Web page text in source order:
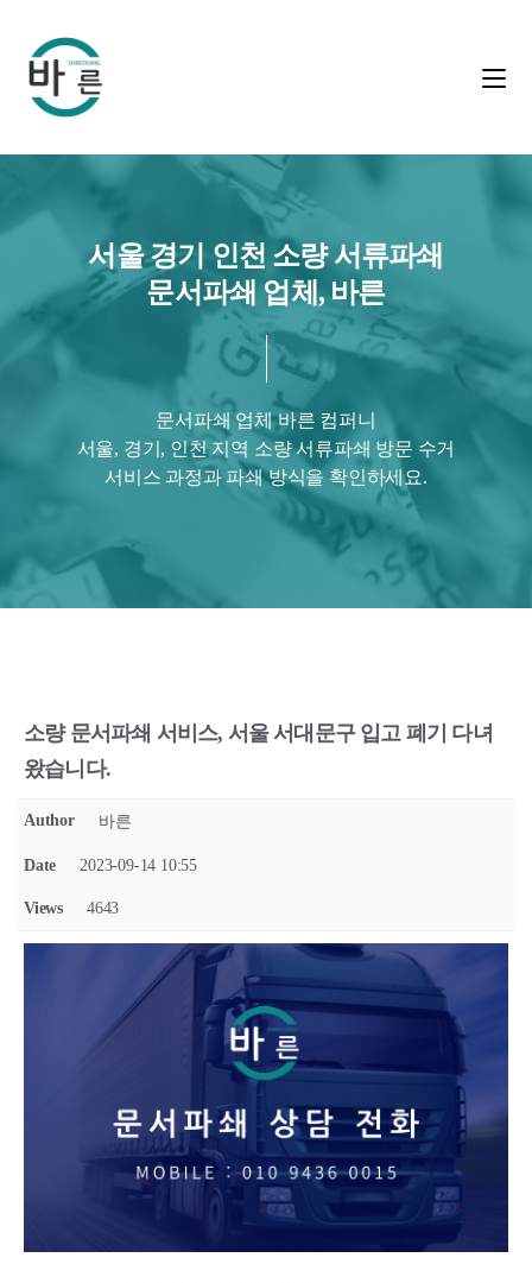
서울 경기 인천 소량 서류파쇄
문서파쇄 업체, 바른
문서파쇄 업체 바른 컴퍼니
서울, 경기, 인천 지역 소량 서류파쇄 방문 수거
서비스 과정과 파쇄 방식을 확인하세요.
소량 문서파쇄 서비스, 서울 서대문구 입고 폐기 다녀
왔습니다.
Author 바른
Date 2023-09-14 10:55
Views 4643